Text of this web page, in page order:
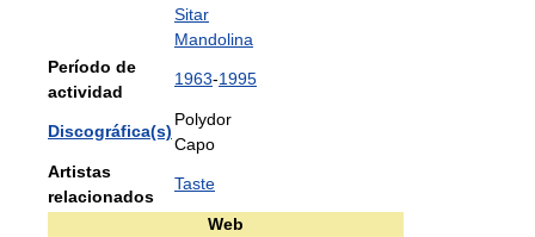
Sitar
Mandolina
Período de
actividad
1963-1995
Discográfica(s)
Polydor
Capo
Artistas
relacionados
Taste
Web